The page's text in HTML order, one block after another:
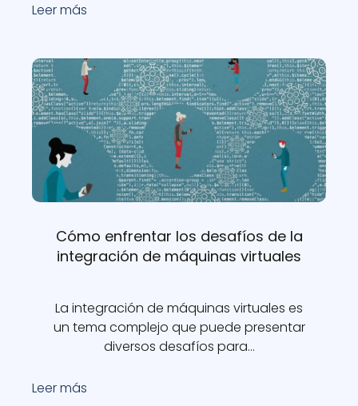
Leer más
Cómo enfrentar los desafíos de la
integración de máquinas virtuales
La integración de máquinas virtuales es
un tema complejo que puede presentar
diversos desafíos para…
Leer más